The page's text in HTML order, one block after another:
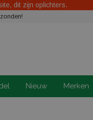
dit zijn oplichters.
Nieuw Merken